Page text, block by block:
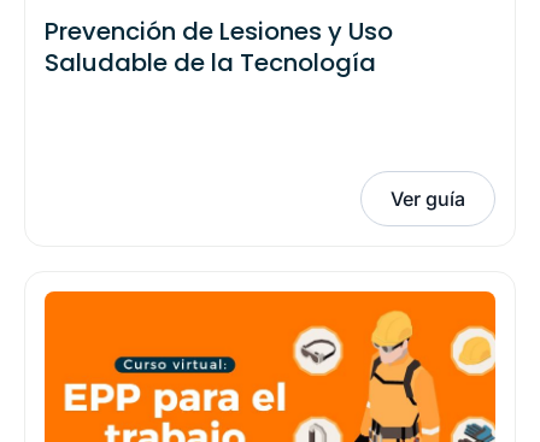
Prevención de Lesiones y Uso
Saludable de la Tecnología
Ver guía